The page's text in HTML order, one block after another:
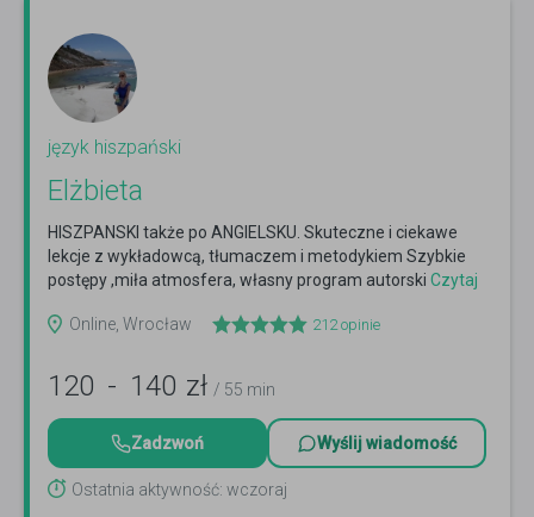
język hiszpański
Elżbieta
HISZPANSKI także po ANGIELSKU. Skuteczne i ciekawe
lekcje z wykładowcą, tłumaczem i metodykiem Szybkie
postępy ,miła atmosfera, własny program autorski Czytaj
Online, Wrocław
212opinie
120 - 140 zł / 55 min
Zadzwoń Wyślij wiadomość
Ostatnia aktywność: wczoraj